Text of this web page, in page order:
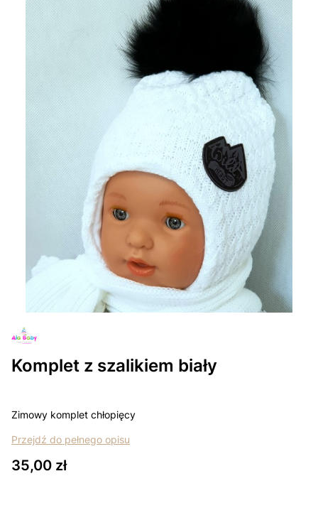
Komplet z szalikiem biały
Zimowy komplet chłopięcy
Przejdź do pełnego opisu
Cena
35,00 zł